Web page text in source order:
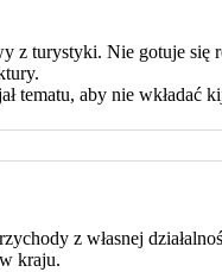
z turystyki. Nie gotuje się
tematu, aby nie wkładać
z własnej
kraju.